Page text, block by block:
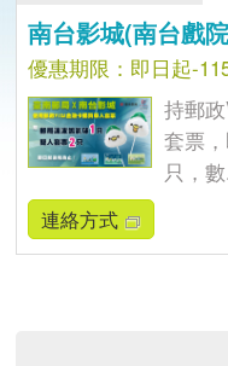
南台影城(南台戲
優惠期限：即日起-
持郵
套票
只，
連絡方式